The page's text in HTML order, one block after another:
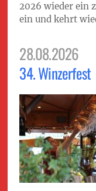
2026 wieder ein
ein und kehrt
28.08.2026
34. Winzerfest